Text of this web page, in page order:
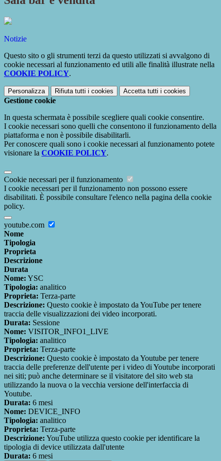
Notizie
Questo sito o gli strumenti terzi da questo utilizzati si avvalgono di
cookie necessari al funzionamento ed utili alle finalità illustrate nella
COOKIE POLICY.
Personalizza Rifiuta tutti i cookies Accetta tutti i cookies
Gestione cookie
In questa schermata è possibile scegliere quali cookie consentire.
I cookie necessari sono quelli che consentono il funzionamento della
piattaforma e non è possibile disabilitarli.
Per conoscere quali sono i cookie necessari al funzionamento potete
visionare la COOKIE POLICY.
Cookie necessari per il funzionamento
I cookie necessari per il funzionamento non possono essere
disabilitati. È possibile consultare l'elenco nella pagina della cookie
policy.
youtube.com
Nome
Tipologia
Proprieta
Descrizione
Durata
Nome: YSC
Tipologia: analitico
Proprieta: Terza-parte
Descrizione: Questo cookie è impostato da YouTube per tenere
traccia delle visualizzazioni dei video incorporati.
Durata: Sessione
Nome: VISITOR_INFO1_LIVE
Tipologia: analitico
Proprieta: Terza-parte
Descrizione: Questo cookie è impostato da Youtube per tenere
traccia delle preferenze dell'utente per i video di Youtube incorporati
nei siti; può anche determinare se il visitatore del sito web sta
utilizzando la nuova o la vecchia versione dell'interfaccia di
Youtube.
Durata: 6 mesi
Nome: DEVICE_INFO
Tipologia: analitico
Proprieta: Terza-parte
Descrizione: YouTube utilizza questo cookie per identificare la
tipologia di device utilizzata dall'utente
Durata: 6 mesi